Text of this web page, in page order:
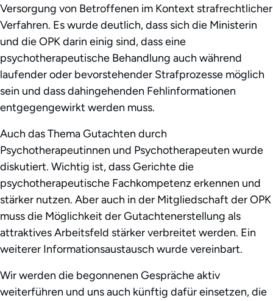
Versorgung von Betroffenen im Kontext strafrechtlicher
Verfahren. Es wurde deutlich, dass sich die Ministerin
und die OPK darin einig sind, dass eine
psychotherapeutische Behandlung auch während
laufender oder bevorstehender Strafprozesse möglich
sein und dass dahingehenden Fehlinformationen
entgegengewirkt werden muss.
Auch das Thema Gutachten durch
Psychotherapeutinnen und Psychotherapeuten wurde
diskutiert. Wichtig ist, dass Gerichte die
psychotherapeutische Fachkompetenz erkennen und
stärker nutzen. Aber auch in der Mitgliedschaft der OPK
muss die Möglichkeit der Gutachtenerstellung als
attraktives Arbeitsfeld stärker verbreitet werden. Ein
weiterer Informationsaustausch wurde vereinbart.
Wir werden die begonnenen Gespräche aktiv
weiterführen und uns auch künftig dafür einsetzen, die